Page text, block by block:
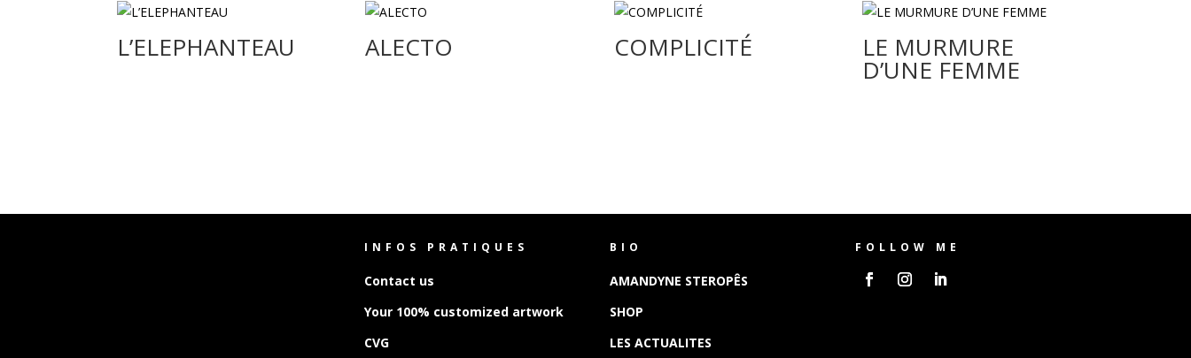
L’ELEPHANTEAU ALECTO COMPLICITÉ LE MURMURE
D’UNE FEMME
INFOS PRATIQUES
Contact us
Your 100% customized artwork
CVG
BIO
AMANDYNE STEROPÊS
SHOP
LES ACTUALITES
FOLLOW ME